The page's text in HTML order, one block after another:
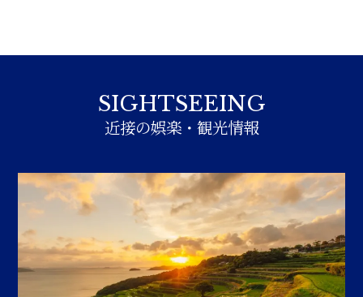
SIGHTSEEING
近接の娯楽・観光情報